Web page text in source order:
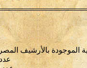
الموجودة بالأرشيف
عدد